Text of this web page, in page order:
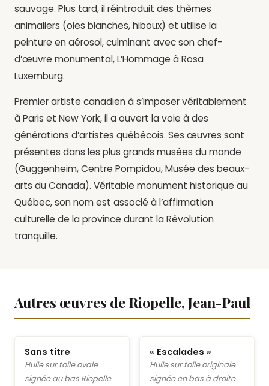
sauvage. Plus tard, il réintroduit des thèmes
animaliers (oies blanches, hiboux) et utilise la
peinture en aérosol, culminant avec son chef-
d’œuvre monumental, L’Hommage à Rosa
Luxemburg.
Premier artiste canadien à s’imposer véritablement
à Paris et New York, il a ouvert la voie à des
générations d’artistes québécois. Ses œuvres sont
présentes dans les plus grands musées du monde
(Guggenheim, Centre Pompidou, Musée des beaux-
arts du Canada). Véritable monument historique au
Québec, son nom est associé à l’affirmation
culturelle de la province durant la Révolution
tranquille.
Autres œuvres de Riopelle, Jean-Paul
Sans titre
Huile sur toile ovale
signée au bas Riopelle
« Escalades »
Huile sur toile originale
signée en bas à droite